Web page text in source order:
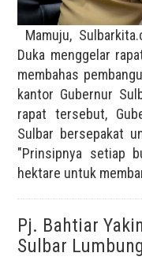
Mamuju,
Duka menggelar
membahas
kantor Gubernur
rapat tersebut,
Sulbar bersepakat
"Prinsipnya setiap
hektare untuk
Pj. Bahtiar
Sulbar